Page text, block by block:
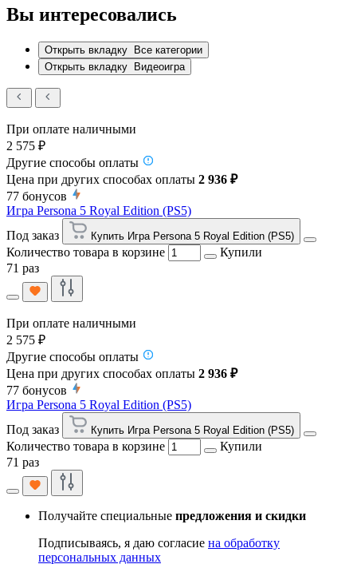
Вы интересовались
Открыть вкладку Все категории
Открыть вкладку Видеоигра
При оплате наличными
2 575 ₽
Другие способы оплаты
Цена при других способах оплаты 2 936 ₽
77 бонусов
Игра Persona 5 Royal Edition (PS5)
Под заказ
Купить Игра Persona 5 Royal Edition (PS5)
Количество товара в корзине
Купили
71 раз
При оплате наличными
2 575 ₽
Другие способы оплаты
Цена при других способах оплаты 2 936 ₽
77 бонусов
Игра Persona 5 Royal Edition (PS5)
Под заказ
Купить Игра Persona 5 Royal Edition (PS5)
Количество товара в корзине
Купили
71 раз
Получайте специальные предложения и скидки
Подписываясь, я даю согласие на обработку
персональных данных